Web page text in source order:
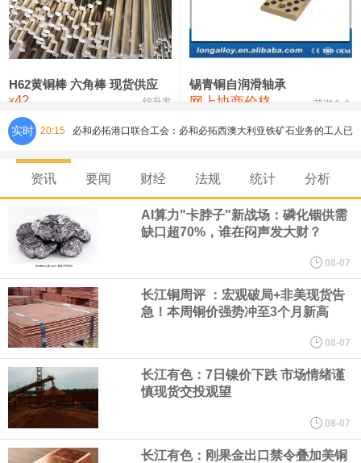
铸造铝合金锭(ZLD104) 24,300—24,500 24,400
压铸锌合金锭 26,500—26,700
氯化镍 38,300—40,300 39,300 0
H62黄铜棒 六角棒 现货供应
¥42 锦升发
锡青铜自润滑轴承
网上协商价格 芜湖合金
实时 20:15 必和必拓港口联合工会：必和必拓西澳大利亚铁矿石业务的工人已
通知，将于8月9日实施24小时停工。
8月7日，宇树科技董事长王兴兴网上路演时表示，报告期内，公司
研发费用金额分别为4,995.18万元、7,001.70万元、14,496.56万
元，最近3年复合增长率达70.36%，呈快速增长趋势，并形成多项
核心技术和知识产权。截至2026年1月31日，公司拥有262项专利权
（含境内发明专利20项）。
纽约期银日内涨4%，现报64.08美元/盎司。
宇树科技董事长、总经理兼首席技术官王兴兴在网上路演时表示，
资讯 要闻 财经 法规 统计 分析
AI算力"卡脖子"新战场：磷化铟供需
缺口超70%，谁在闷声发大财？
08-07
长江铜周评 ：宏观破局+非美现货告
急！本周铜价强势冲至3个月新高
08-07
长江有色：7日镍价下跌 市场情绪谨
慎现货交投观望
08-07
长江有色：刚果金出口禁令叠加美铜